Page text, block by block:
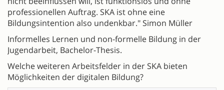
professionellen Auftrag. SKA ist ohne eine
Bildungsintention also undenkbar." Simon Müller
Informelles Lernen und non-formelle Bildung in der
Jugendarbeit, Bachelor-Thesis.
Welche weiteren Arbeitsfelder in der SKA bieten
Möglichkeiten der digitalen Bildung?